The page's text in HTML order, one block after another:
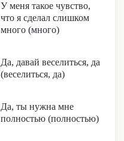
У меня такое чувство,
что я сделал слишком
много (много)
Да, давай веселиться, да
(веселиться, да)
Да, ты нужна мне
полностью (полностью)